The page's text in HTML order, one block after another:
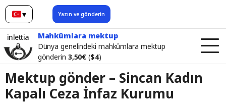
▾
Türkçe Yazın ve gönderin
inlettia
Mahkûmlara mektup
Dünya genelindeki mahkûmlara mektup
gönderin 3,50€($4)
Mektup gönder – Sincan Kadın
Kapalı Ceza İnfaz Kurumu